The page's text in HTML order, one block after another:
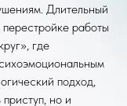
Длительный
работы
где
подход,
приступ, но и